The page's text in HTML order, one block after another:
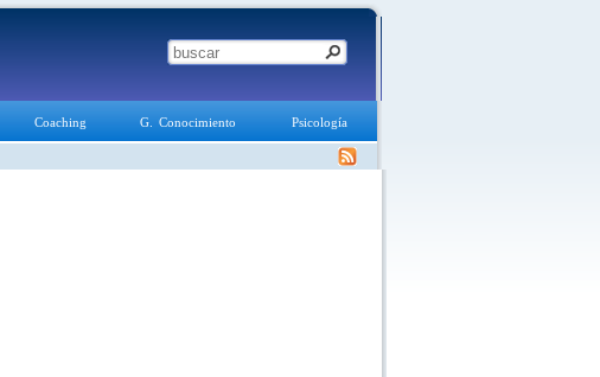
Coaching G. Conocimiento Psicología